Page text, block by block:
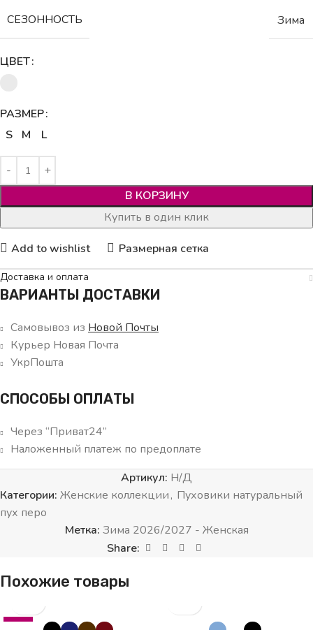
СЕЗОННОСТЬ Зима
ЦВЕТ
РАЗМЕР
S
M L
В КОРЗИНУ
Купить в один клик
Add to wishlist Размерная сетка
Доставка и оплата
ВАРИАНТЫ ДОСТАВКИ
Самовывоз из Новой Почты
Курьер Новая Почта
УкрПошта
СПОСОБЫ ОПЛАТЫ
Через “Приват24”
Наложенный платеж по предоплате
Артикул: Н/Д
Категории: Женские коллекции, Пуховики натуральный
пух перо
Метка: Зима 2026/2027 - Женская
Share:
Похожие товары
HOT